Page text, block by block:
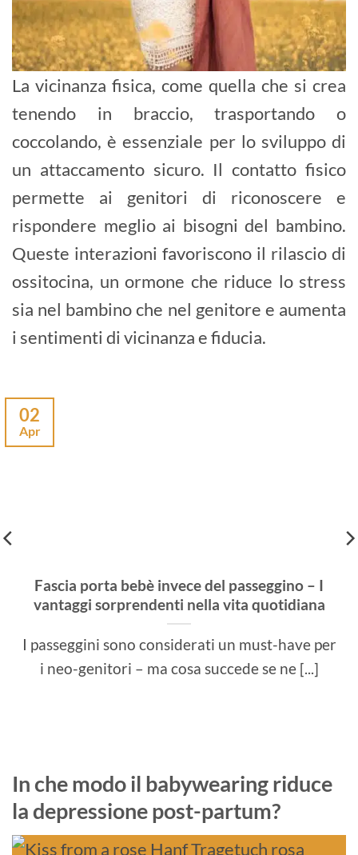
La vicinanza fisica, come quella che si crea
tenendo in braccio, trasportando o
coccolando, è essenziale per lo sviluppo di
un attaccamento sicuro. Il contatto fisico
permette ai genitori di riconoscere e
rispondere meglio ai bisogni del bambino.
Queste interazioni favoriscono il rilascio di
ossitocina, un ormone che riduce lo stress
sia nel bambino che nel genitore e aumenta
i sentimenti di vicinanza e fiducia.
Fascia porta bebè invece del passeggino – I
vantaggi sorprendenti nella vita quotidiana
I passeggini sono considerati un must-have per
i neo-genitori – ma cosa succede se ne [...]
02
Apr
In che modo il babywearing riduce
la depressione post-partum?